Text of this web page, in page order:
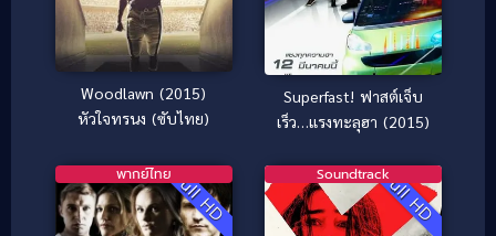
Woodlawn (2015)
หัวใจทรนง (ซับไทย)
Superfast! ฟาสต์เจ็บ
เร็ว…แรงทะลุฮา (2015)
Full HD
พากย์ไทย Full HD
Soundtrack